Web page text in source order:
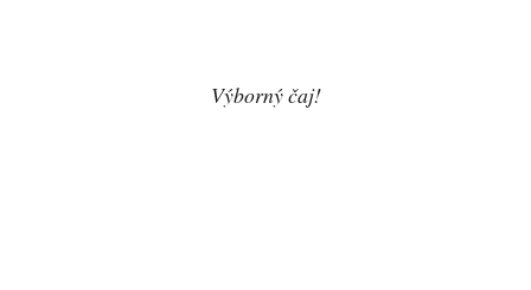
Výborný čaj!